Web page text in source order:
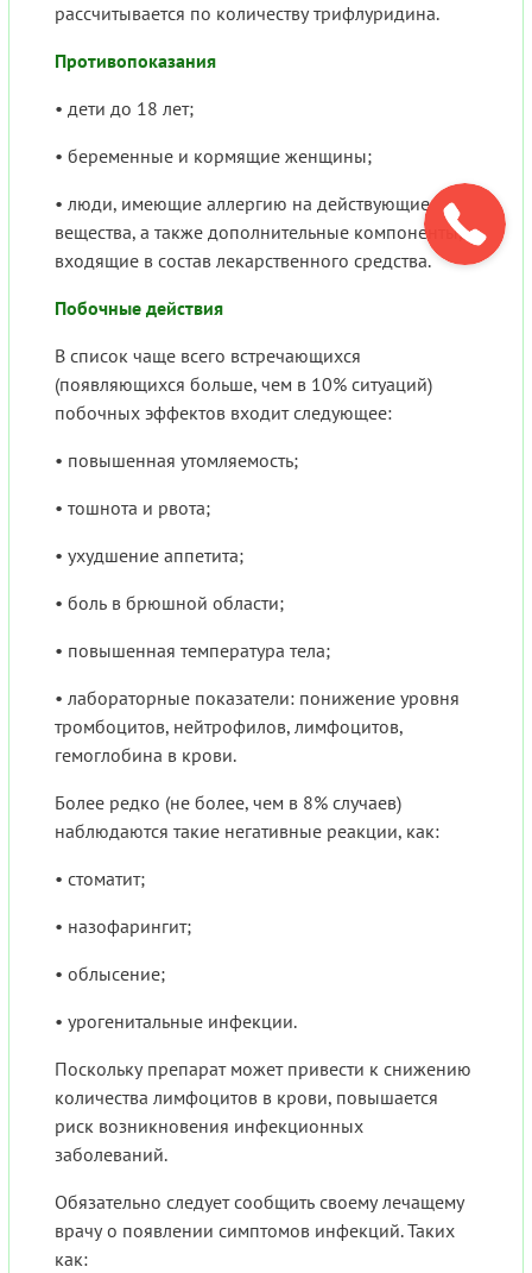
рассчитывается по количеству трифлуридина.
Противопоказания
• дети до 18 лет;
• беременные и кормящие женщины;
• люди, имеющие аллергию на действующие
вещества, а также дополнительные компоненты,
входящие в состав лекарственного средства.
Побочные действия
В список чаще всего встречающихся
(появляющихся больше, чем в 10% ситуаций)
побочных эффектов входит следующее:
• повышенная утомляемость;
• тошнота и рвота;
• ухудшение аппетита;
• боль в брюшной области;
• повышенная температура тела;
• лабораторные показатели: понижение уровня
тромбоцитов, нейтрофилов, лимфоцитов,
гемоглобина в крови.
Более редко (не более, чем в 8% случаев)
наблюдаются такие негативные реакции, как:
• стоматит;
• назофарингит;
• облысение;
• урогенитальные инфекции.
Поскольку препарат может привести к снижению
количества лимфоцитов в крови, повышается
риск возникновения инфекционных
заболеваний.
Обязательно следует сообщить своему лечащему
врачу о появлении симптомов инфекций. Таких
как: